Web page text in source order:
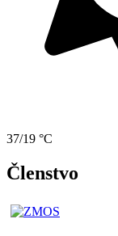
37/19 °C
Členstvo